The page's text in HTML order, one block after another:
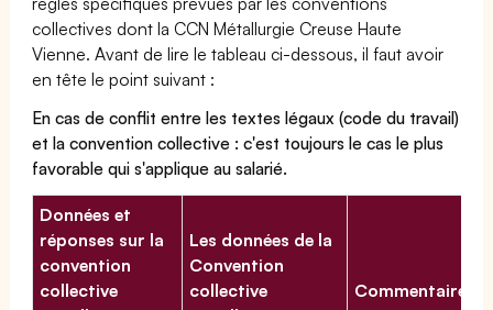
collectives dont la CCN Métallurgie Creuse Haute
Vienne. Avant de lire le tableau ci-dessous, il faut avoir
en tête le point suivant :
En cas de conflit entre les textes légaux (code du travail)
et la convention collective : c'est toujours le cas le plus
favorable qui s'applique au salarié.
Données et
réponses sur la
convention
collective
Les données de la
Convention
collective
Commentaires